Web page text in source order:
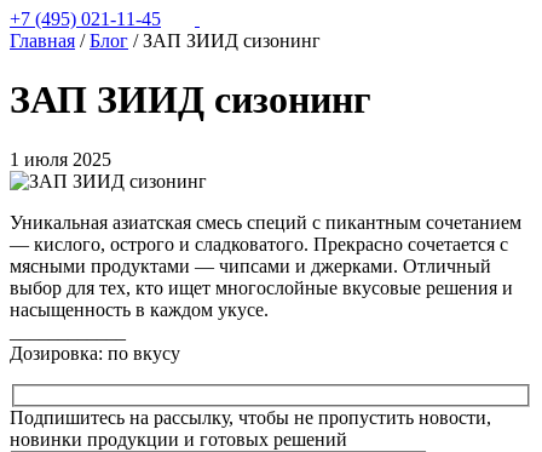
+7 (495) 021-11-45
Главная / Блог / ЗАП ЗИИД сизонинг
ЗАП ЗИИД сизонинг
1 июля 2025
Уникальная азиатская смесь специй с пикантным сочетанием
— кислого, острого и сладковатого. Прекрасно сочетается с
мясными продуктами — чипсами и джерками. Отличный
выбор для тех, кто ищет многослойные вкусовые решения и
насыщенность в каждом укусе.
Дозировка: по вкусу
Подпишитесь на рассылку, чтобы не пропустить новости,
новинки продукции и готовых решений